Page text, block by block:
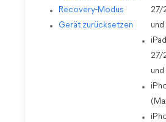
Recovery-Modus
Gerät zurücksetzen
27/
27/